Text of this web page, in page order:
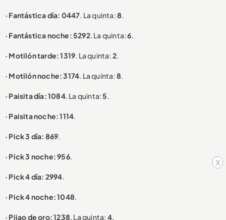
x
· Fantástica día: 0447. La quinta:8.
· Fantástica noche: 5292. La quinta:6.
· Motilón tarde: 1319. La quinta: 2.
· Motilón noche: 3174. La quinta: 8.
· Paisita día: 1084. La quinta:5.
· Paisita noche: 1114.
· Pick 3 día: 869.
· Pick 3 noche: 956.
· Pick 4 día: 2994.
· Pick 4 noche: 1048.
· Pijao de oro: 1238. La quinta: 4.